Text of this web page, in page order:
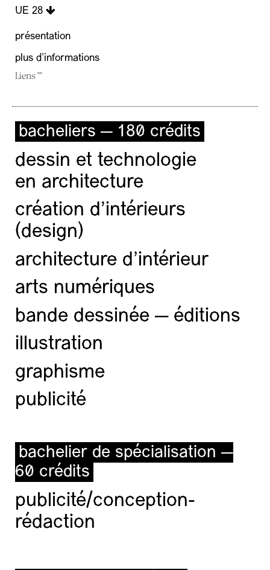
UE 28
présentation
plus d'informations
Liens ""
bacheliers — 180 crédits
dessin et technologie
en architecture
création d'intérieurs
(design)
architecture d’intérieur
arts numériques
bande dessinée — éditions
illustration
graphisme
publicité
bachelier de spécialisation —
60 crédits
publicité/conception-
rédaction